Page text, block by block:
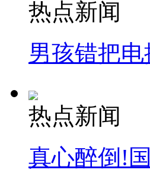
热点新闻
男孩错把
热点新闻
真心醉倒!